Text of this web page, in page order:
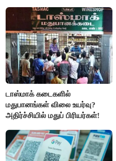
டாஸ்மாக் கடைகளில்
மதுபானங்கள் விலை உயர்வு?
அதிர்ச்சியில் மதுப் பிரியர்கள்!